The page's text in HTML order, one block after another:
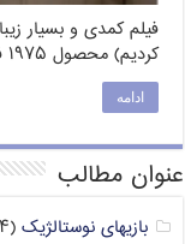
فیلم کمدی و بسیار
کردیم) محصول ۱۹۷۵ فرانسه به کارگردانی …
ادامه
عنوان مطالب
بازیهای نوستالژیک (۱۴)